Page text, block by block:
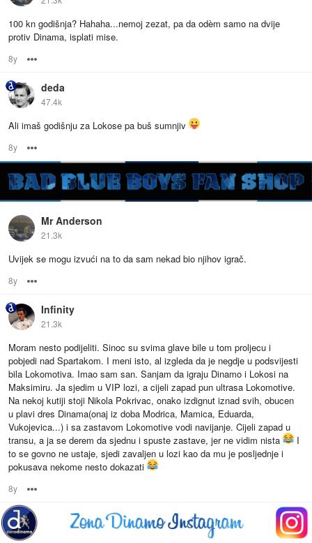
100 kn godišnja? Hahaha...nemoj zezat, pa da odèm samo na dvije
protiv Dinama, isplati mise.
8y
deda
47.4k
Ali imaš godišnju za Lokose pa buš sumnjiv
8y
Mr Anderson
21.3k
Uvijek se mogu izvući na to da sam nekad bio njihov igrač.
8y
Infinity
21.3k
Moram nesto podijeliti. Sinoc su svima glave bile u tom proljecu i
pobjedi nad Spartakom. I meni isto, al izgleda da je negdje u podsvijesti
bila Lokomotiva. Imao sam san. Sanjam da igraju Dinamo i Lokosi na
Maksimiru. Ja sjedim u VIP lozi, a cijeli zapad pun ultrasa Lokomotive.
Na nekoj kutiji stoji Nikola Pokrivac, onako izdignut iznad svih, obucen
u plavi dres Dinama(onaj iz doba Modrica, Mamica, Eduarda,
Vukojevica...) i sa zastavom Lokomotive vodi navijanje. Cijeli zapad u
transu, a ja se derem da sjednu i spuste zastave, jer ne vidim nista
I
to se govno ne ustaje, sjedi zavaljen u lozi kao da mu je posljednje i
pokusava nekome nesto dokazati
8y